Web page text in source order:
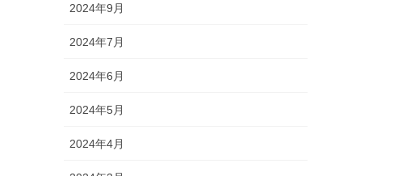
2024年9月
2024年7月
2024年6月
2024年5月
2024年4月